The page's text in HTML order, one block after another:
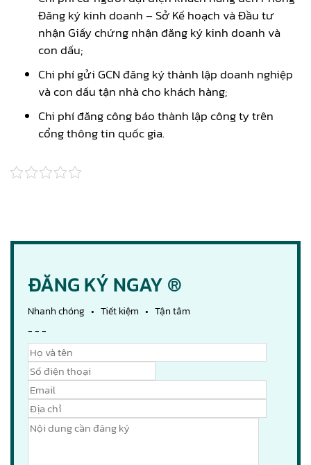
Đăng ký kinh doanh – Sở Kế hoạch và Đầu tư
nhận Giấy chứng nhận đăng ký kinh doanh và
con dấu;
Chi phí gửi GCN đăng ký thành lập doanh nghiệp
và con dấu tận nhà cho khách hàng;
Chi phíđăng công báo thành lập công ty trên
cổng thông tin quốc gia.
ĐĂNG KÝ NGAY ®
Nhanh chóng • Tiết kiệm • Tận tâm
- - -